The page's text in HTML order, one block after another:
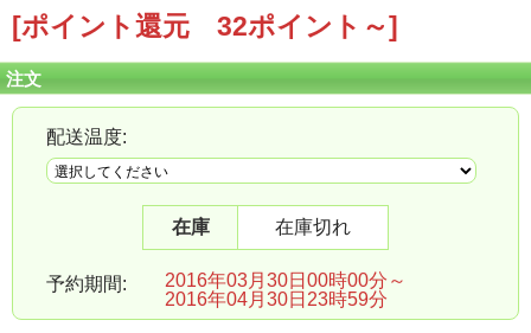
[ポイント還元 32ポイント～]
注文
配送温度:
在庫 在庫切れ
予約期間:
2016年03月30日00時00分～
2016年04月30日23時59分